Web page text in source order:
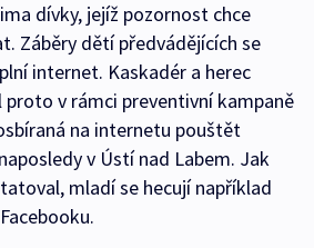
dívky, jejíž pozornost chce
Záběry dětí předvádějících se
internet. Kaskadér a herec
proto v rámci preventivní kampaně
na internetu pouštět
v Ústí nad Labem. Jak
mladí se hecují například